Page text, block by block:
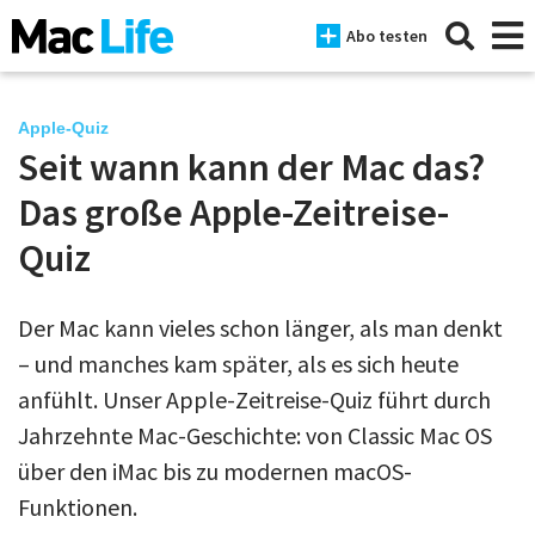
Abo testen
News
iPhone
iPad
Tests
Tipps
Magazine
Apple-Quiz
Seit wann kann der Mac das?
Das große Apple-Zeitreise-
Quiz
Der Mac kann vieles schon länger, als man denkt
– und manches kam später, als es sich heute
anfühlt. Unser Apple-Zeitreise-Quiz führt durch
Jahrzehnte Mac-Geschichte: von Classic Mac OS
über den iMac bis zu modernen macOS-
Funktionen.